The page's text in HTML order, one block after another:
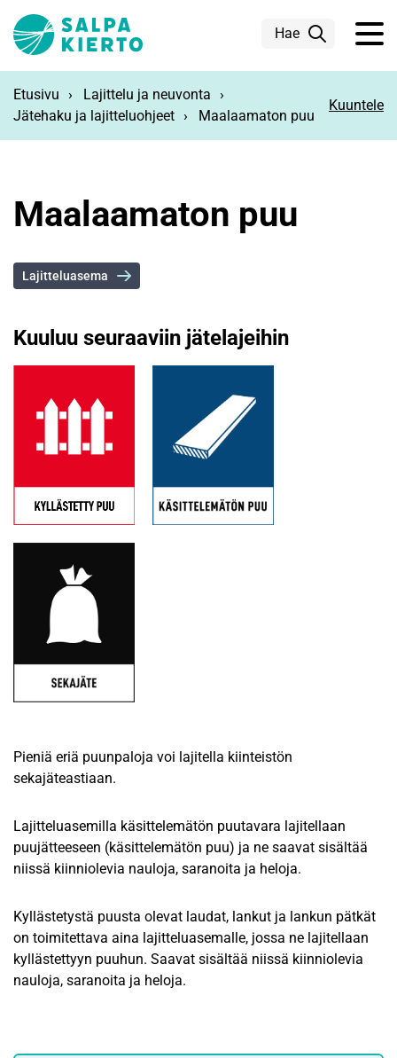
Hae
Etusivu
Lajittelu ja neuvonta
Jätehaku ja lajitteluohjeet
Maalaamaton puu
Kuuntele
Maalaamaton puu
Lajitteluasema
Kuuluu seuraaviin jätelajeihin
Pieniä eriä puunpaloja voi lajitella kiinteistön
sekajäteastiaan.
Lajitteluasemilla käsittelemätön puutavara lajitellaan
puujätteeseen (käsittelemätön puu) ja ne saavat sisältää
niissä kiinniolevia nauloja, saranoita ja heloja.
Kyllästetystä puusta olevat laudat, lankut ja lankun pätkät
on toimitettava aina lajitteluasemalle, jossa ne lajitellaan
kyllästettyyn puuhun. Saavat sisältää niissä kiinniolevia
nauloja, saranoita ja heloja.